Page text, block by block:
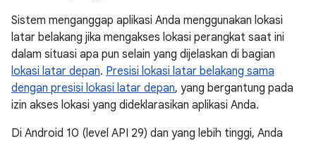
Sistem menganggap aplikasi Anda menggunakan lokasi
latar belakang jika mengakses lokasi perangkat saat ini
dalam situasi apa pun selain yang dijelaskan di bagian
lokasi latar depan. Presisi lokasi latar belakang sama
dengan presisi lokasi latar depan, yang bergantung pada
izin akses lokasi yang dideklarasikan aplikasi Anda.
Di Android 10 (level API 29) dan yang lebih tinggi, Anda